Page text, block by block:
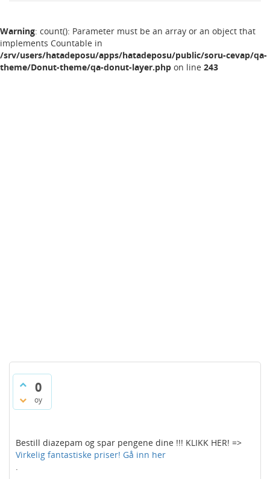
Warning: count(): Parameter must be an array or an object that
implements Countable in
/srv/users/hatadeposu/apps/hatadeposu/public/soru-cevap/qa-
theme/Donut-theme/qa-donut-layer.php on line 243
0
oy
Bestill diazepam og spar pengene dine !!! KLIKK HER! =>
Virkelig fantastiske priser! Gå inn her
.